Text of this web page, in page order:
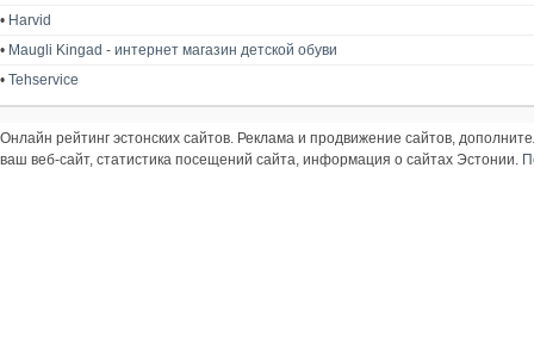
• Harvid
• Maugli Kingad - интернет магазин детской обуви
• Tehservice
Онлайн рейтинг эстонских сайтов. Реклама и продвижение сайтов,
ваш веб-сайт, статистика посещений сайта, информация о сайтах Эстонии.